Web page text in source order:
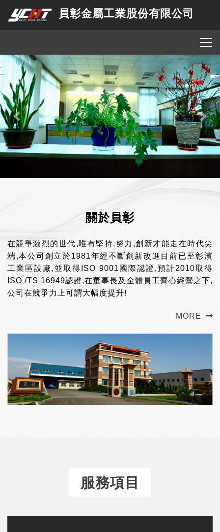
Previous
員彰金屬工業股份有限公司
關於員彰
在競爭激烈的世代,唯有堅持,努力,創新才能走在時代尖
端,本公司創立於1981年經不斷創新改進目前已至彰濱
工業區設廠,並取得ISO 9001國際認證,預計2010取得
ISO /TS 16949認證,在董事長及全體員工齊心經營之下,
公司在競爭力上可謂大幅度提升!
MORE
服務項目